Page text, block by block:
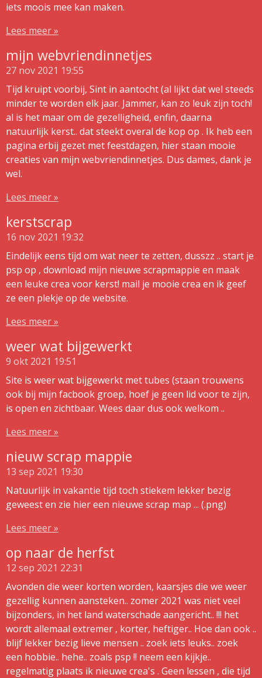
iets moois mee kan maken.
Lees meer »
mijn webvriendinnetjes
27 nov 2021 19:55
Tijd kruipt voorbij, Sint in aantocht (al lijkt dat wel steeds
minder te worden elk jaar. Jammer, kan zo leuk zijn toch!
al is het maar om de gezelligheid, enfin, daarna
natuurlijk kerst.. dat steekt overal de kop op . Ik heb een
pagina erbij gezet met feestdagen, hier staan mooie
creaties van mijn webvriendinnetjes. Dus dames, dank je
wel.
Lees meer »
kerstscrap
16 nov 2021 19:32
Eindelijk eens tijd om wat neer te zetten, dusszz .. start je
psp op , download mijn nieuwe scrapmappie en maak
een leuke crea voor kerst! mail je mooie crea en ik geef
ze een plekje op de website.
Lees meer »
weer wat bijgewerkt
9 okt 2021 19:51
Site is weer wat bijgewerkt met tubes (staan trouwens
ook bij mijn facbook groep, hoef je geen lid voor te zijn,
is open en zichtbaar. Wees daar dus ook welkom ..
Lees meer »
nieuw scrap mappie
13 sep 2021 19:30
Natuurlijk in vakantie tijd toch stiekem lekker bezig
geweest en zie hier een nieuwe scrap map ... (.png)
Lees meer »
op naar de herfst
12 sep 2021 22:31
Avonden die weer korten worden, kaarsjes die we weer
gezellig kunnen aansteken.. zomer 2021 was niet veel
bijzonders, in het land waterschade aangericht.. !!! het
wordt allemaal extremer , korter, heftiger.. Hoe dan ook ..
blijf lekker bezig lieve mensen .. zoek iets leuks.. zoek
een hobbie.. hehe.. zoals psp !! neem een kijkje..
regelmatig plaats ik nieuwe crea's . Geen lessen , die tijd